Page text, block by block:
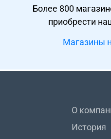
Более 800
приобрести
Магазины
О
История